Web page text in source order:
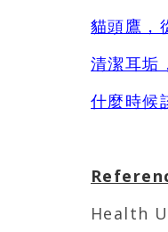
貓頭鷹，
清潔耳垢
什麼時候
Health